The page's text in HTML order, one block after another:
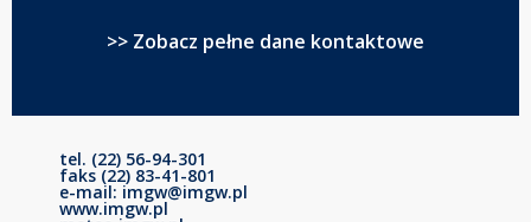
>> Zobacz pełne dane kontaktowe
tel. (22) 56-94-301
faks (22) 83-41-801
e-mail: imgw@imgw.pl
www.imgw.pl